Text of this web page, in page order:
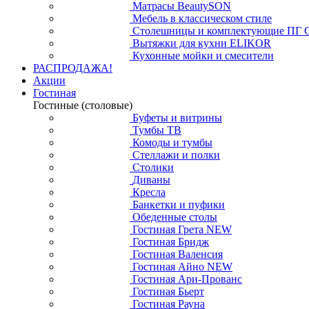
Матрасы BeautySON
Мебель в классическом стиле
Столешницы и комплектующие ПГ
Вытяжки для кухни ELIKOR
Кухонные мойки и смесители
РАСПРОДАЖА!
Акции
Гостиная
Гостиные (столовые)
Буфеты и витрины
Тумбы ТВ
Комоды и тумбы
Стеллажи и полки
Столики
Диваны
Кресла
Банкетки и пуфики
Обеденные столы
Гостиная Грета NEW
Гостиная Бридж
Гостиная Валенсия
Гостиная Айно NEW
Гостиная Ари-Прованс
Гостиная Бьерт
Гостиная Рауна